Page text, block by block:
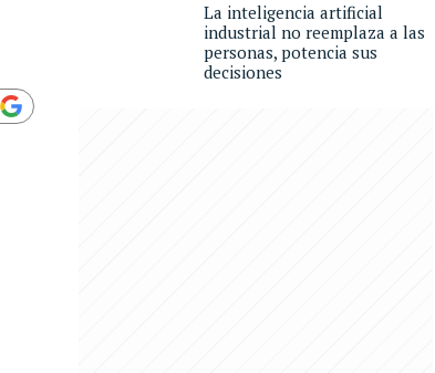
La inteligencia artificial
industrial no reemplaza a las
personas, potencia sus
decisiones